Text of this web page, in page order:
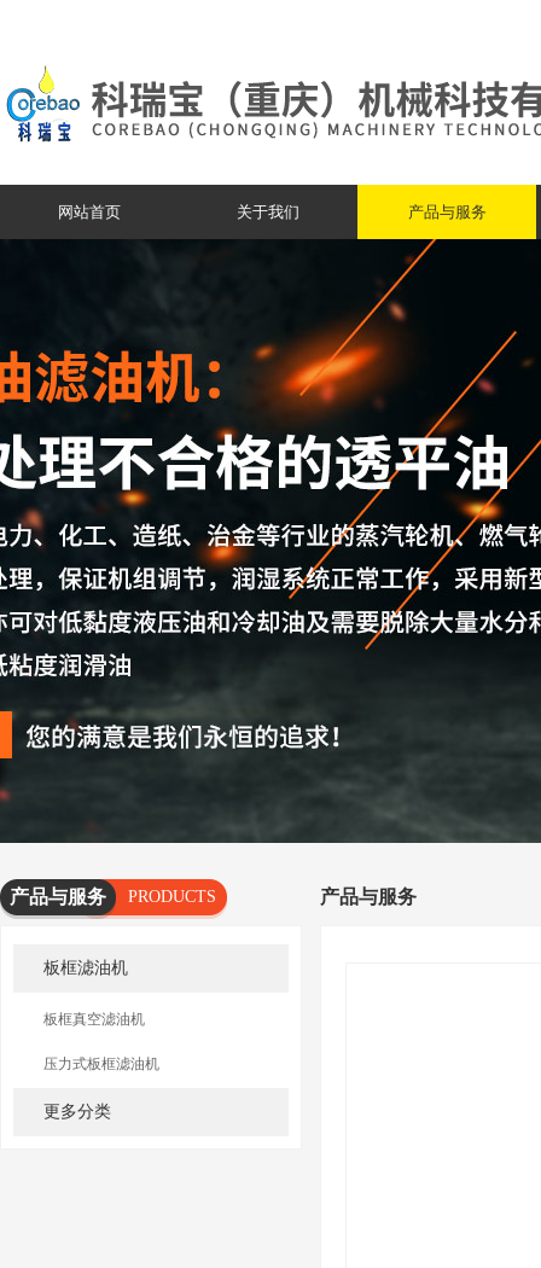
网站首页 关于我们 产品与服务
产品与服务
PRODUCTS
板框滤油机
板框真空滤油机
压力式板框滤油机
更多分类
产品与服务